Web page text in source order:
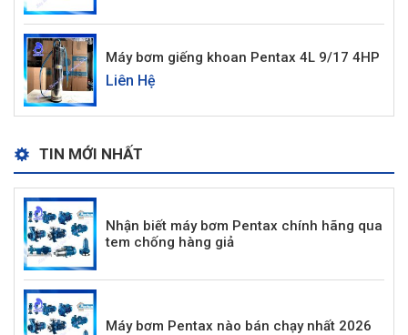
Máy bơm giếng khoan Pentax 4L 9/17 4HP
Liên Hệ
TIN MỚI NHẤT
Nhận biết máy bơm Pentax chính hãng qua
tem chống hàng giả
Máy bơm Pentax nào bán chạy nhất 2026